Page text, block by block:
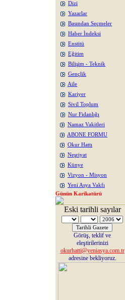
Dizi
Yazarlar
Basından Seçmeler
Haber İndeksi
Enstitü
Eğitim
Bilişim - Teknik
Gençlik
Aile
Kariyer
Sivil Toplum
Nur Fidanlığı
Namaz Vakitleri
ABONE FORMU
Okur Hattı
Neşriyat
Künye
Vizyon - Misyon
Yeni Asya Vakfı
Günün Karikatürü
Eski tarihli sayılar
Görüş, teklif ve
eleştirilerinizi
okurhatti@yeniasya.com.tr
adresine bekliyoruz.